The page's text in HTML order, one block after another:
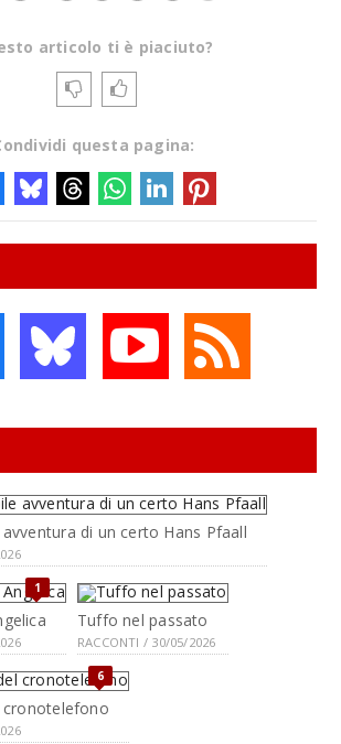
articolo ti è piaciuto?
questa pagina:
di un certo Hans Pfaall
1
Tuffo nel passato
RACCONTI / 30/05/2026
6